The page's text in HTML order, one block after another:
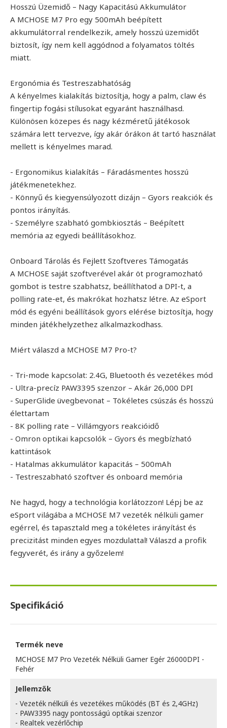
Hosszú Üzemidő – Nagy Kapacitású Akkumulátor
A MCHOSE M7 Pro egy 500mAh beépített
akkumulátorral rendelkezik, amely hosszú üzemidőt
biztosít, így nem kell aggódnod a folyamatos töltés
miatt.
Ergonómia és Testreszabhatóság
A kényelmes kialakítás biztosítja, hogy a palm, claw és
fingertip fogási stílusokat egyaránt használhasd.
Különösen közepes és nagy kézméretű játékosok
számára lett tervezve, így akár órákon át tartó használat
mellett is kényelmes marad.
- Ergonomikus kialakítás – Fáradásmentes hosszú
játékmenetekhez.
- Könnyű és kiegyensúlyozott dizájn – Gyors reakciók és
pontos irányítás.
- Személyre szabható gombkiosztás – Beépített
memória az egyedi beállításokhoz.
Onboard Tárolás és Fejlett Szoftveres Támogatás
A MCHOSE saját szoftverével akár öt programozható
gombot is testre szabhatsz, beállíthatod a DPI-t, a
polling rate-et, és makrókat hozhatsz létre. Az eSport
mód és egyéni beállítások gyors elérése biztosítja, hogy
minden játékhelyzethez alkalmazkodhass.
Miért válaszd a MCHOSE M7 Pro-t?
- Tri-mode kapcsolat: 2.4G, Bluetooth és vezetékes mód
- Ultra-precíz PAW3395 szenzor – Akár 26,000 DPI
- SuperGlide üvegbevonat – Tökéletes csúszás és hosszú
élettartam
- 8K polling rate – Villámgyors reakcióidő
- Omron optikai kapcsolók – Gyors és megbízható
kattintások
- Hatalmas akkumulátor kapacitás – 500mAh
- Testreszabható szoftver és onboard memória
Ne hagyd, hogy a technológia korlátozzon! Lépj be az
eSport világába a MCHOSE M7 vezeték nélküli gamer
egérrel, és tapasztald meg a tökéletes irányítást és
precizitást minden egyes mozdulattal! Válaszd a profik
fegyverét, és irány a győzelem!
Specifikáció
Termék neve
MCHOSE M7 Pro Vezeték Nélküli Gamer Egér 26000DPI -
Fehér
Jellemzők
- Vezeték nélküli és vezetékes működés (BT és 2,4GHz)
- PAW3395 nagy pontosságú optikai szenzor
- Realtek vezérlőchip